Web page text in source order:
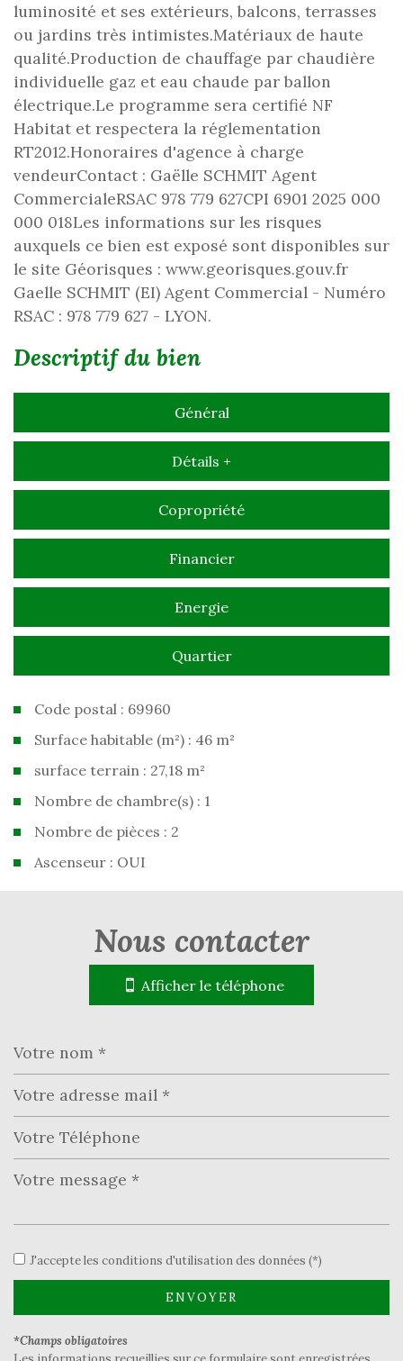
luminosité et ses extérieurs, balcons, terrasses
ou jardins très intimistes.Matériaux de haute
qualité.Production de chauffage par chaudière
individuelle gaz et eau chaude par ballon
électrique.Le programme sera certifié NF
Habitat et respectera la réglementation
RT2012.Honoraires d'agence à charge
vendeurContact : Gaëlle SCHMIT Agent
CommercialeRSAC 978 779 627CPI 6901 2025 000
000 018Les informations sur les risques
auxquels ce bien est exposé sont disponibles sur
le site Géorisques : www.georisques.gouv.fr
Gaelle SCHMIT (EI) Agent Commercial - Numéro
RSAC : 978 779 627 - LYON.
descriptif du bien
Général
Détails +
Copropriété
Financier
Energie
Quartier
Code postal : 69960
Surface habitable (m²) : 46 m²
surface terrain : 27,18 m²
Nombre de chambre(s) : 1
Nombre de pièces : 2
Ascenseur : OUI
École primaire
Bibliothèque
Mairie
nous contacter
Afficher le téléphone
J'accepte les conditions d'utilisation des données (*)
ENVOYER
*Champs obligatoires